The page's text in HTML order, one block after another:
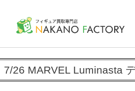
7/26 MARVEL Luminasta